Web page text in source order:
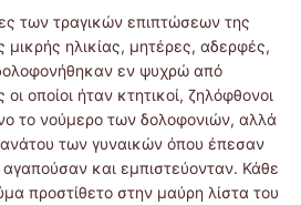
των τραγικών επιπτώσεων της
μικρής ηλικίας, μητέρες, αδερφές,
εν ψυχρώ από
οποίοι ήταν κτητικοί, ζηλόφθονοι
το νούμερο των δολοφονιών, αλλά
των γυναικών όπου έπεσαν
και εμπιστεύονταν. Κάθε
προστίθετο στην μαύρη λίστα του